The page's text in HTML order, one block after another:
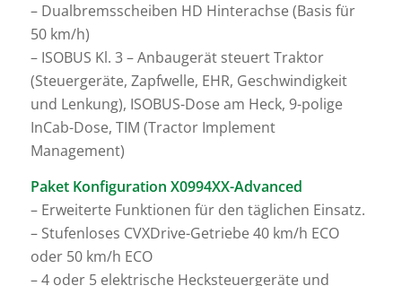
– Dualbremsscheiben HD Hinterachse (Basis für
50 km/h)
– ISOBUS Kl. 3 – Anbaugerät steuert Traktor
(Steuergeräte, Zapfwelle, EHR, Geschwindigkeit
und Lenkung), ISOBUS-Dose am Heck, 9-polige
InCab-Dose, TIM (Tractor Implement
Management)
Paket Konfiguration X0994XX-Advanced
– Erweiterte Funktionen für den täglichen Einsatz.
– Stufenloses CVXDrive-Getriebe 40 km/h ECO
oder 50 km/h ECO
– 4 oder 5 elektrische Hecksteuergeräte und